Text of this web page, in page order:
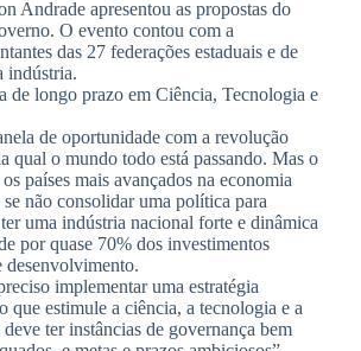
Andrade apresentou as propostas do
O evento contou com a
das 27 federações estaduais e de
indústria.
de longo prazo em Ciência, Tecnologia e
de oportunidade com a revolução
qual o mundo todo está passando. Mas o
países mais avançados na economia
não consolidar uma política para
uma indústria nacional forte e dinâmica
por quase 70% dos investimentos
desenvolvimento.
implementar uma estratégia
que estimule a ciência, a tecnologia e a
ter instâncias de governança bem